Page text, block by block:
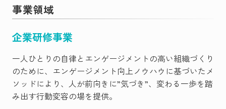
事業領域
企業研修事業
一人ひとりの自律とエンゲージメントの高い組織づくり
のために、エンゲージメント向上ノウハウに基づいたメ
ソッドにより、人が前向きに”気づき”、変わる一歩を踏
み出す行動変容の場を提供。